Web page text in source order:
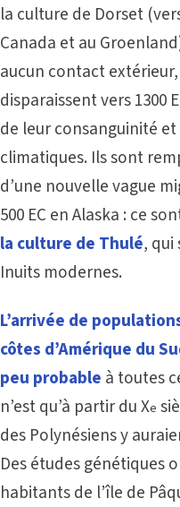
la culture de Dorset
Canada et au
aucun contact
disparaissent vers 1300
de leur consanguinité
climatiques. Ils sont
d’une nouvelle vague
500 EC en Alaska : ce
la culture de Thulé, qui
Inuits modernes.
L’arrivée de
côtes d’Amérique du
peu probable à toutes
n’est qu’à partir du Xe
des Polynésiens y
Des études génétiques
habitants de l’île de